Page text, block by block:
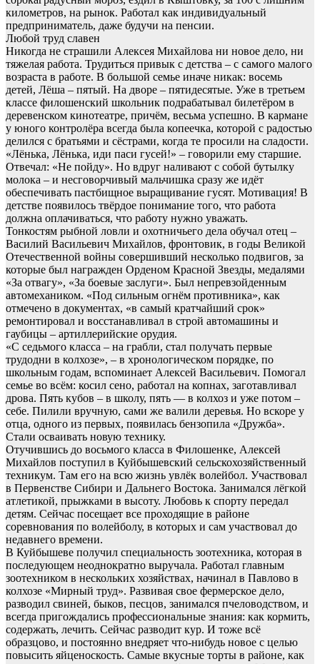
километров, на рынок. Работал как индивидуальный
предприниматель, даже будучи на пенсии.
Любой труд славен
Никогда не страшили Алексея Михайлова ни новое дело, ни
тяжелая работа. Трудиться привык с детства – с самого малого
возраста в работе. В большой семье иначе никак: восемь
детей, Лёша – пятый. На дворе – пятидесятые. Уже в третьем
классе филошенский школьник подрабатывал билетёром в
деревенском кинотеатре, причём, весьма успешно. В кармане
у юного контролёра всегда была копеечка, которой с радостью
делился с братьями и сёстрами, когда те просили на сладости.
«Лёнька, Лёнька, иди паси гусей!» – говорили ему старшие.
Отвечал: «Не пойду». Но вдруг наливают с собой бутылку
молока – и несговорчивый мальчишка сразу же идёт
обеспечивать пастбищное выращивание гусят. Мотивация! В
детстве появилось твёрдое понимание того, что работа
должна оплачиваться, что работу нужно уважать.
Тонкостям рыбной ловли и охотничьего дела обучал отец –
Василий Васильевич Михайлов, фронтовик, в годы Великой
Отечественной войны совершивший несколько подвигов, за
которые был награжден Орденом Красной Звезды, медалями
«За отвагу», «За боевые заслуги». Был непревзойденным
автомехаником. «Под сильным огнём противника», как
отмечено в документах, «в самый кратчайший срок»
ремонтировал и восстанавливал в строй автомашины и
гаубицы – артиллерийские орудия.
«С седьмого класса – на грабли, стал получать первые
трудодни в колхозе», – в хронологическом порядке, по
школьным годам, вспоминает Алексей Васильевич. Помогал
семье во всём: косил сено, работал на копнах, заготавливал
дрова. Пять кубов – в школу, пять — в колхоз и уже потом –
себе. Пилили вручную, сами же валили деревья. Но вскоре у
отца, одного из первых, появилась бензопила «Дружба».
Стали осваивать новую технику.
Отучившись до восьмого класса в Филошенке, Алексей
Михайлов поступил в Куйбышевский сельскохозяйственный
техникум. Там его на всю жизнь увлёк волейбол. Участвовал
в Первенстве Сибири и Дальнего Востока. Занимался лёгкой
атлетикой, прыжками в высоту. Любовь к спорту передал
детям. Сейчас посещает все проходящие в районе
соревнования по волейболу, в которых и сам участвовал до
недавнего времени.
В Куйбышеве получил специальность зоотехника, которая в
последующем неоднократно выручала. Работал главным
зоотехником в нескольких хозяйствах, начинал в Павлово в
колхозе «Мирный труд». Развивая свое фермерское дело,
разводил свиней, быков, песцов, занимался пчеловодством, и
всегда пригождались профессиональные знания: как кормить,
содержать, лечить. Сейчас разводит кур. И тоже всё
образцово, и постоянно внедряет что-нибудь новое с целью
повысить яйценоскость. Самые вкусные торты в районе, как